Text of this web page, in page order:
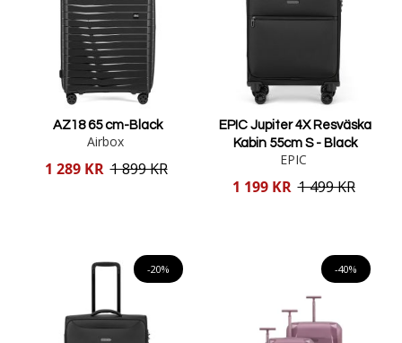
AZ18 65 cm-Black
Airbox
Reducerat
1 289 KR 1 899 KR
EPIC Jupiter 4X Resväska
Kabin 55cm S - Black
EPIC
Reducerat
1 199 KR 1 499 KR
-20% -40%